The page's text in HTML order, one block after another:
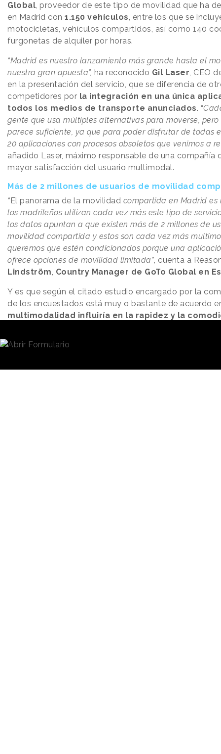
Global , proveedor de este tipo de movilidad que ha
en Madrid con 1.150 vehículos , entre los que se
motocicletas, vehículos compartidos, así como 140
furgonetas de alquiler por horas.
“Madrid es nuestro lanzamiento más grande hasta el
nuestra gran apuesta”, ha reconocido Gil Laser , CEO
en la presentación del servicio, que se diferencia de
competidores por la integración en una única
todos los medios de transporte anunciados. “
gente que usa múltiples alternativas para moverse, pero
parece suficiente, ya que para poder disfrutar de todas
20 aplicaciones con procesos obsoletos que venimos a
añadido Laser, máximo responsable de una compañía
mayor satisfacción del usuario multimodal.
Más de 2 millones de usuarios de movilidad
“El panorama de la movilidad compartida en Madrid es
los madrileños utilizan cada vez más este tipo de
los datos apuntan a que existen más de 2 millones de
movilidad compartida y estos son cada vez más
queremos que estén condicionados porque una
ofrece opciones de movilidad limitada”, cuenta a
Lindström Country Manager de GoTo Global en
Y es que según el citado estudio encargado por la
de los encuestados está muy o bastante de acuerdo
multimodalidad influiría en la rapidez y la